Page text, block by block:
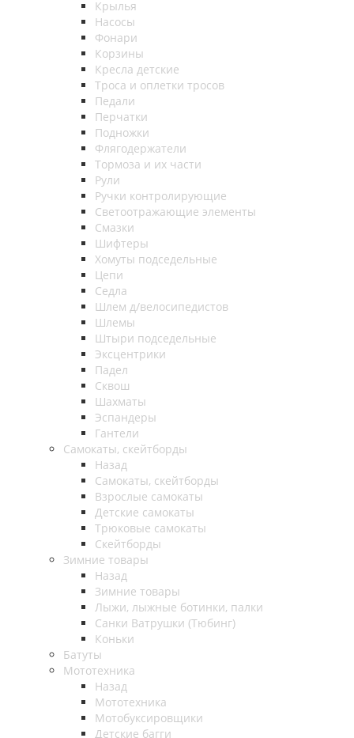
Крылья
Насосы
Фонари
Корзины
Кресла детские
Троса и оплетки тросов
Педали
Перчатки
Подножки
Флягодержатели
Тормоза и их части
Рули
Ручки контролирующие
Светоотражающие элементы
Смазки
Шифтеры
Хомуты подседельные
Цепи
Седла
Шлем д/велосипедистов
Шлемы
Штыри подседельные
Эксцентрики
Падел
Сквош
Шахматы
Эспандеры
Гантели
Самокаты, скейтборды
Назад
Самокаты, скейтборды
Взрослые самокаты
Детские самокаты
Трюковые самокаты
Скейтборды
Зимние товары
Назад
Зимние товары
Лыжи, лыжные ботинки, палки
Санки Ватрушки (Тюбинг)
Коньки
Батуты
Мототехника
Назад
Мототехника
Мотобуксировщики
Детские багги